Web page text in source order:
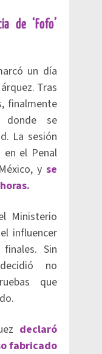
de ‘Fofo’
un día
Tras
finalmente
donde se
La sesión
en el Penal
y se
Ministerio
influencer
Sin
no
que
declaró
fabricado